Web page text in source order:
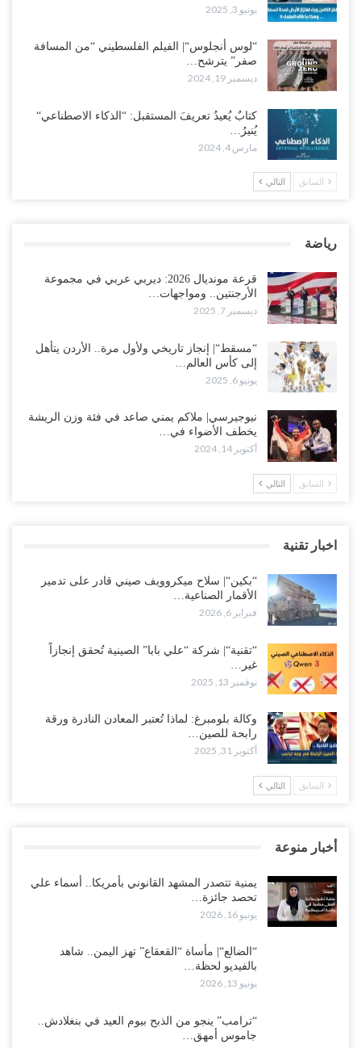
يونيو 3, 2025
“لوس أنجلوس“| الفيلم الفلسطيني “من المسافة
صفر” يترشح…
ديسمبر 19, 2024
كتابٌ يُعيدُ تعريفَ المستقبل: “الذكاء الاصطناعي“
يُنيرُ…
مارس 4, 2024
السابق التالي
رياضة
قرعة مونديال 2026: ديربي عربي في مجموعة
الأرجنتين.. ومواجهات…
ديسمبر 7, 2025
“مسقط“| إنجاز تاريخي ولأول مرة.. الأردن يتأهل
إلى كأس العالم…
يونيو 6, 2025
نيوجيرسي| ملاكم يمني صاعد في فئة وزن الريشة
يخطف الأضواء في…
أكتوبر 14, 2024
السابق التالي
اخبار تقنية
“بكين“| سلاح ميكروويف صيني قادر على تدمير
الأقمار الصناعية…
فبراير 6, 2026
“تقنية“| شركة “علي بابا” الصينية تُحقق إنجازاً
غير…
نوفمبر 13, 2025
وكالة بلومبرغ: لماذا تُعتبر المعادن النادرة ورقة
رابحة للصين…
أكتوبر 31, 2025
السابق التالي
أخبار منوعة
يمنية تتصدر المشهد القانوني بأمريكا.. أسماء علي
تحصد جائزة…
يونيو 16, 2026
“الضالع“| مأساة “القعقاع” تهز اليمن.. شاهد
بالفيديو لحظة…
يونيو 13, 2026
“ترامب” ينجو من الذبح بيوم العيد في بنغلادش..
جاموس أمهق…